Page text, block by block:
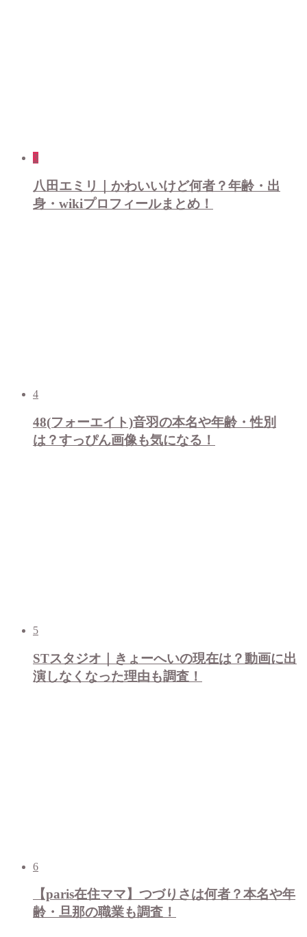
3
八田エミリ｜かわいいけど何者？年齢・出
身・wikiプロフィールまとめ！
4
48(フォーエイト)音羽の本名や年齢・性別
は？すっぴん画像も気になる！
5
STスタジオ｜きょーへいの現在は？動画に出
演しなくなった理由も調査！
6
【paris在住ママ】つづりさは何者？本名や年
齢・旦那の職業も調査！